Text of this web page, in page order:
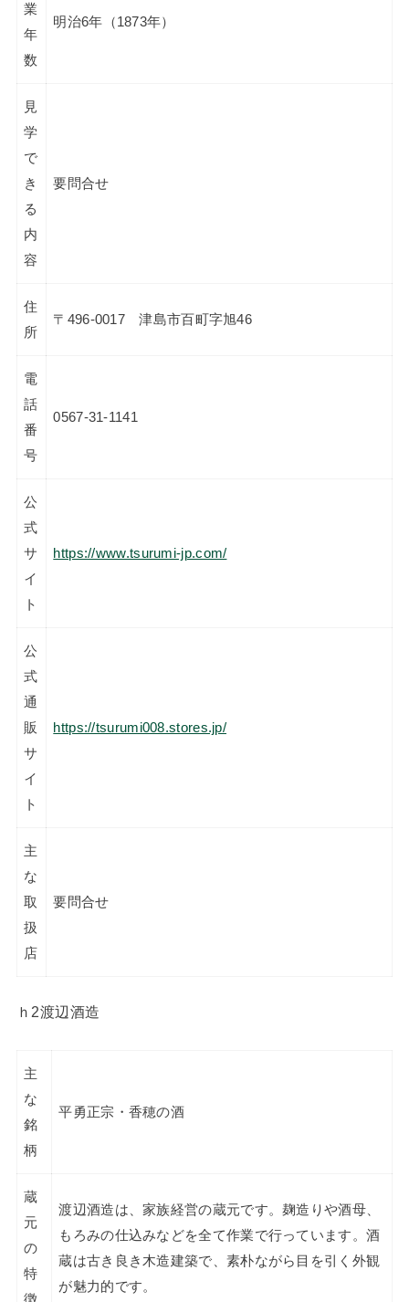
業
年
数
明治6年（1873年）
見
学
で
き
る
内
容
要問合せ
住
所
〒496-0017 津島市百町字旭46
電
話
番
号
0567-31-1141
公
式
サ
イ
ト
https://www.tsurumi-jp.com/
公
式
通
販
サ
イ
ト
https://tsurumi008.stores.jp/
主
な
取
扱
店
要問合せ
ｈ2渡辺酒造
主
な
銘
柄
平勇正宗・香穂の酒
蔵
元
の
特
渡辺酒造は、家族経営の蔵元です。麹造りや酒母、
もろみの仕込みなどを全て作業で行っています。酒
蔵は古き良き木造建築で、素朴ながら目を引く外観
が魅力的です。